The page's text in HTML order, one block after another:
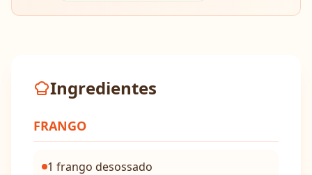
Ingredientes
FRANGO
1 frango desossado